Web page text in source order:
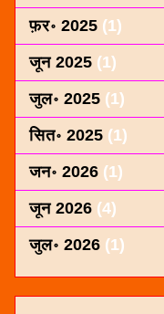
फ़र॰ 2025 (1)
जून 2025 (1)
जुल॰ 2025 (1)
सित॰ 2025 (1)
जन॰ 2026 (1)
जून 2026 (4)
जुल॰ 2026 (1)